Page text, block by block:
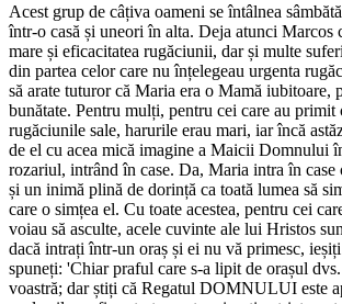
Acest grup de câțiva oameni se întâlnea
într-o casă și uneori în alta. Deja atunci Marcos
mare și eficacitatea rugăciunii, dar și multe
din partea celor care nu înțelegeau urgenta
să arate tuturor că Maria era o Mamă iubitoare,
bunătate. Pentru mulți, pentru cei care au primit
rugăciunile sale, harurile erau mari, iar încă
de el cu acea mică imagine a Maicii Domnului
rozariul, intrând în case. Da, Maria intra în
și un inimă plină de dorință ca toată lumea să
care o simțea el. Cu toate acestea, pentru cei
voiau să asculte, acele cuvinte ale lui Hristos
dacă intrați într-un oraș și ei nu vă primesc,
spuneți: 'Chiar praful care s-a lipit de orașul
voastră; dar știți că Regatul DOMNULUI este